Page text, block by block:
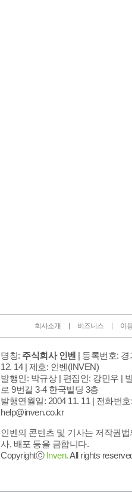
회사소개 비즈니스 이
명칭: 주식회사 인벤 | 등록번호:
12. 14 | 제호: 인벤(INVEN)
발행인: 박규상 | 편집인: 강민우 |
로 9번길 3-4 한국빌딩 3층
발행연월일: 2004 11. 11 | 전화번호
help@inven.co.kr
인벤의 콘텐츠 및 기사는 저작권
사, 배포 등을 금합니다.
Copyrightⓒ Inven.All rights